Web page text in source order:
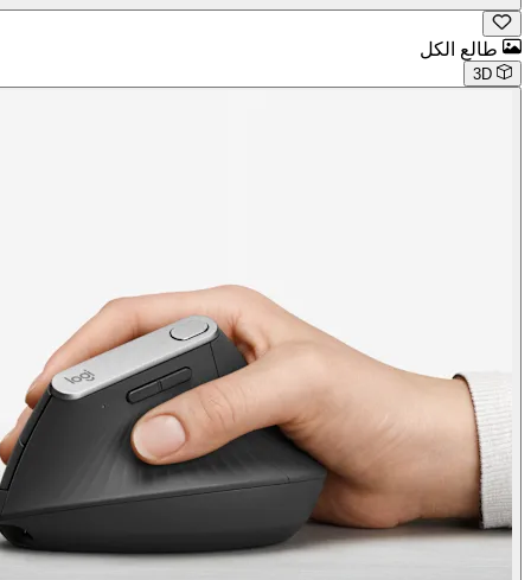
طالع الكل
3D